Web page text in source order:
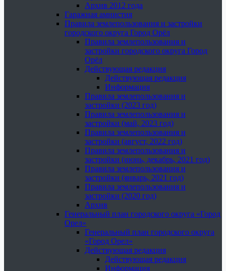
Архив 2012 года
Гаражная амнистия
Правила землепользования и застройки
городского округа Город Орёл
Правила землепользования и
застройки городского округа Город
Орёл
Действующая редакция
Действующая редакция
Информация
Правила землепользования и
застройки (2023 год)
Правила землепользования и
застройки (май, 2023 год)
Правила землепользования и
застройки (август, 2022 год)
Правила землепользования и
застройки (июнь, декабрь, 2021 год)
Правила землепользования и
застройки (январь, 2021 год)
Правила землепользования и
застройки (2020 год)
Архив
Генеральный план городского округа «Город
Орел»
Генеральный план городского округа
«Город Орел»
Действующая редакция
Действующая редакция
Информация